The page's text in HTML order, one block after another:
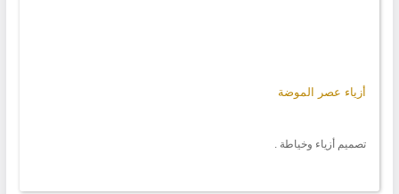
أزياء عصر الموضة
تصميم أزياء وخياطة .